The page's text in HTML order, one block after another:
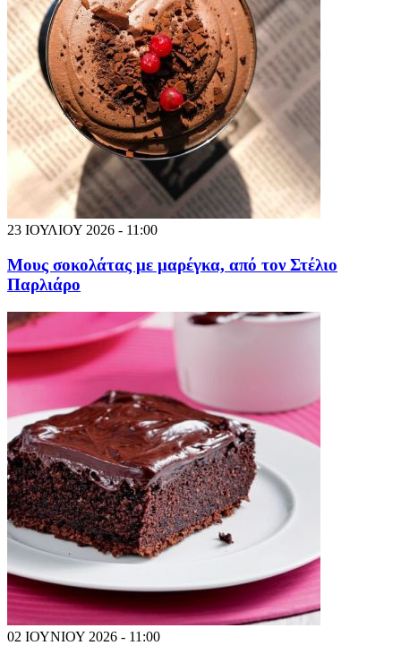
23 ΙΟΥΛΙΟΥ 2026 - 11:00
Μους σοκολάτας με μαρέγκα, από τον Στέλιο
Παρλιάρο
02 ΙΟΥΝΙΟΥ 2026 - 11:00